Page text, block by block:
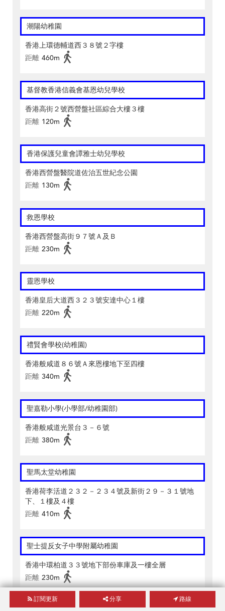
潮陽幼稚園
香港上環德輔道西３８號２字樓
距離 460m
基督教香港信義會基恩幼兒學校
香港高街２號西營盤社區綜合大樓３樓
距離 120m
香港保護兒童會譚雅士幼兒學校
香港西營盤醫院道佐治五世紀念公園
距離 130m
救恩學校
香港西營盤高街９７號Ａ及Ｂ
距離 230m
靈恩學校
香港皇后大道西３２３號安達中心１樓
距離 220m
禮賢會學校(幼稚園)
香港般咸道８６號Ａ來恩樓地下至四樓
距離 340m
聖嘉勒小學(小學部/幼稚園部)
香港般咸道光景台３－６號
距離 380m
聖馬太堂幼稚園
香港荷李活道２３２－２３４號及新街２９－３１號地
下、１樓及４樓
距離 410m
聖士提反女子中學附屬幼稚園
香港中環柏道３３號地下部份車庫及一樓全層
距離 230m
訂閱更新 分享 路線